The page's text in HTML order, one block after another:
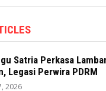
Satria Perkasa
Legasi Perwira PDRM
2026